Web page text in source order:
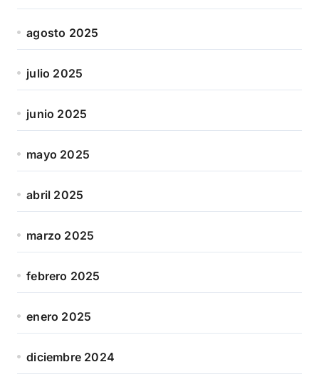
agosto 2025
julio 2025
junio 2025
mayo 2025
abril 2025
marzo 2025
febrero 2025
enero 2025
diciembre 2024